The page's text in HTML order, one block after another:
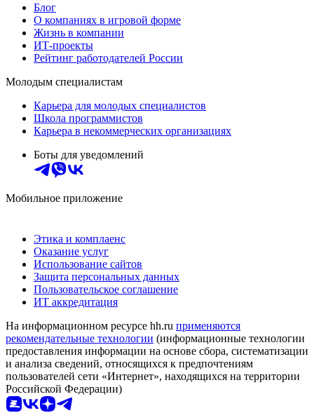
Блог
О компаниях в игровой форме
Жизнь в компании
ИТ-проекты
Рейтинг работодателей России
Молодым специалистам
Карьера для молодых специалистов
Школа программистов
Карьера в некоммерческих организациях
Боты для уведомлений
Мобильное приложение
Этика и комплаенс
Оказание услуг
Использование сайтов
Защита персональных данных
Пользовательское соглашение
ИТ аккредитация
На информационном ресурсе hh.ru применяются
рекомендательные технологии (информационные технологии
предоставления информации на основе сбора, систематизации
и анализа сведений, относящихся к предпочтениям
пользователей сети «Интернет», находящихся на территории
Российской Федерации)